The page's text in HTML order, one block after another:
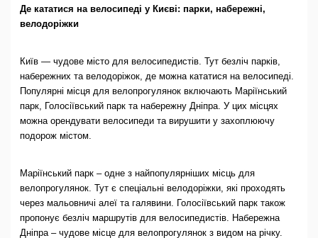
Де кататися на велосипеді у Києві: парки, набережні,
велодоріжки
Київ — чудове місто для велосипедистів. Тут безліч парків,
набережних та велодоріжок, де можна кататися на велосипеді.
Популярні місця для велопрогулянок включають Маріїнський
парк, Голосіївський парк та набережну Дніпра. У цих місцях
можна орендувати велосипеди та вирушити у захоплюючу
подорож містом.
Маріїнський парк – одне з найпопулярніших місць для
велопрогулянок. Тут є спеціальні велодоріжки, які проходять
через мальовничі алеї та галявини. Голосіївський парк також
пропонує безліч маршрутів для велосипедистів. Набережна
Дніпра – чудове місце для велопрогулянок з видом на річку.